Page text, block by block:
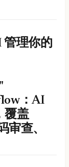
管理你的
：AI
覆盖
审查、